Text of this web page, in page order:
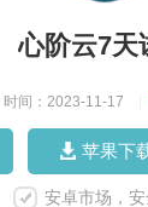
心阶云7天
时间：2023-11-17
苹果下
安卓市场，